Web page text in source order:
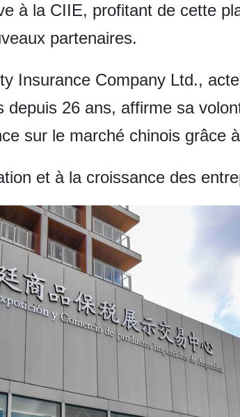
à la CIIE, profitant de cette
partenaires.
Insurance Company Ltd.,
depuis 26 ans, affirme sa
sur le marché chinois grâce
et à la croissance des